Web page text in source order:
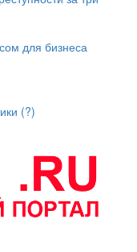
для бизнеса
(?)